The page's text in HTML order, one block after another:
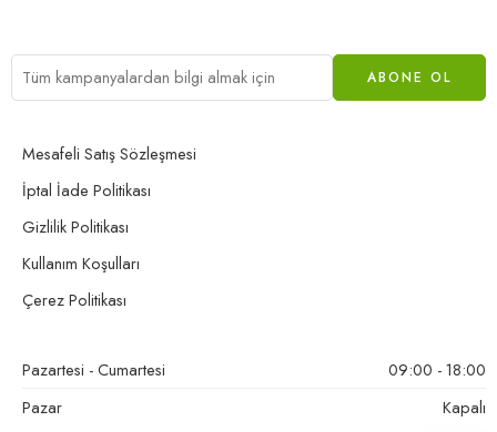
Mesafeli Satış Sözleşmesi
İptal İade Politikası
Gizlilik Politikası
Kullanım Koşulları
Çerez Politikası
Pazartesi - Cumartesi
09:00 - 18:00
Pazar
Kapalı